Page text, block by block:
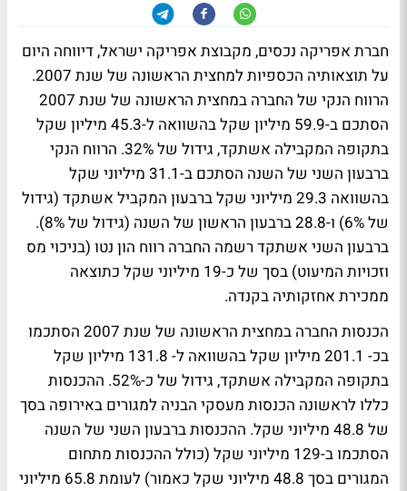
חברת אפריקה נכסים, מקבוצת אפריקה ישראל, דיווחה היום
על תוצאותיה הכספיות למחצית הראשונה של שנת 2007.
הרווח הנקי של החברה במחצית הראשונה של שנת 2007
הסתכם ב-59.9 מיליון שקל בהשוואה ל-45.3 מיליון שקל
בתקופה המקבילה אשתקד, גידול של 32%. הרווח הנקי
ברבעון השני של השנה הסתכם ב-31.1 מיליוני שקל
בהשוואה 29.3 מיליוני שקל ברבעון המקביל אשתקד (גידול
של 6%) ו-28.8 ברבעון הראשון של השנה (גידול של 8%).
ברבעון השני אשתקד רשמה החברה רווח הון נטו (בניכוי מס
וזכויות המיעוט) בסך של כ-19 מיליוני שקל כתוצאה
ממכירת אחזקותיה בקנדה.
הכנסות החברה במחצית הראשונה של שנת 2007 הסתכמו
בכ- 201.1 מיליון שקל בהשוואה ל- 131.8 מיליון שקל
בתקופה המקבילה אשתקד, גידול של כ-52%. ההכנסות
כללו לראשונה הכנסות מעסקי הבניה למגורים באירופה בסך
של 48.8 מיליוני שקל. ההכנסות ברבעון השני של השנה
הסתכמו ב-129 מיליוני שקל (כולל ההכנסות מתחום
המגורים בסך 48.8 מיליוני שקל כאמור) לעומת 65.8 מיליוני